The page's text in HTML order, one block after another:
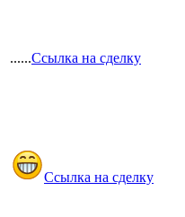
......Ссылка на сделку
Ссылка на сделку